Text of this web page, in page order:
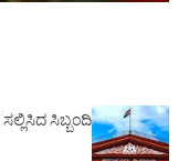
ಸಿಬ್ಬಂದಿ